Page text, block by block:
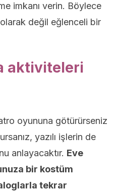
imkanı verin. Böylece
değil eğlenceli bir
aktiviteleri
oyununa götürürseniz
yazılı işlerin de
anlayacaktır. Eve
bir kostüm
tekrar